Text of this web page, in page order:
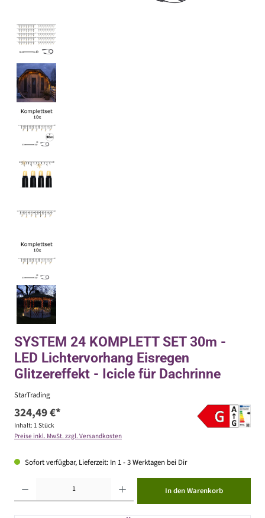
SYSTEM 24 KOMPLETT SET 30m -
LED Lichtervorhang Eisregen
Glitzereffekt - Icicle für Dachrinne
StarTrading
324,49 €*
Inhalt: 1 Stück
Preise inkl. MwSt. zzgl. Versandkosten
Sofort verfügbar, Lieferzeit: In 1 - 3 Werktagen bei Dir
In den Warenkorb